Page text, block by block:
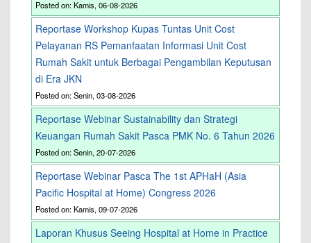
Posted on: Kamis, 06-08-2026
Reportase Workshop Kupas Tuntas Unit Cost
Pelayanan RS Pemanfaatan Informasi Unit Cost
Rumah Sakit untuk Berbagai Pengambilan Keputusan
di Era JKN
Posted on: Senin, 03-08-2026
Reportase Webinar Sustainability dan Strategi
Keuangan Rumah Sakit Pasca PMK No. 6 Tahun 2026
Posted on: Senin, 20-07-2026
Reportase Webinar Pasca The 1st APHaH (Asia
Pacific Hospital at Home) Congress 2026
Posted on: Kamis, 09-07-2026
Laporan Khusus Seeing Hospital at Home in Practice